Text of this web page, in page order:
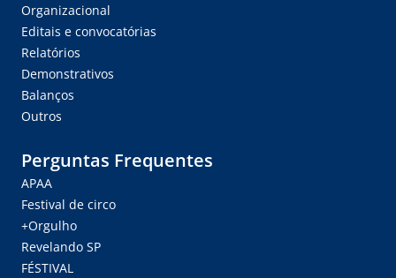
Organizacional
Editais e convocatórias
Relatórios
Demonstrativos
Balanços
Outros
Perguntas Frequentes
APAA
Festival de circo
+Orgulho
Revelando SP
FÉSTIVAL